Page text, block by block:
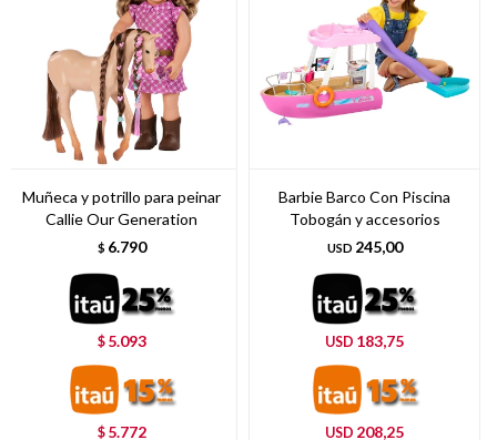
Muñeca y potrillo para peinar
Callie Our Generation
$ 6.790
$ 5.093
$ 5.772
Barbie Barco Con Piscina
Tobogán y accesorios
USD 245,00
USD 183,75
USD 208,25